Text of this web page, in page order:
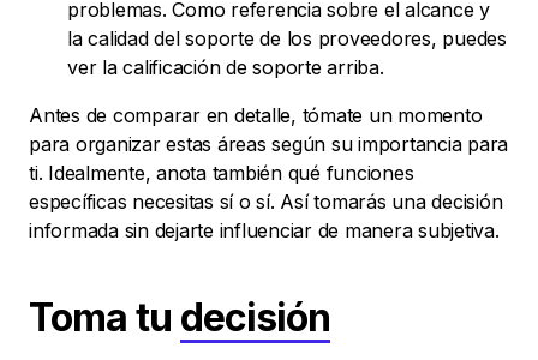
problemas. Como referencia sobre el alcance y
la calidad del soporte de los proveedores, puedes
ver la calificación de soporte arriba.
Antes de comparar en detalle, tómate un momento
para organizar estas áreas según su importancia para
ti. Idealmente, anota también qué funciones
específicas necesitas sí o sí. Así tomarás una decisión
informada sin dejarte influenciar de manera subjetiva.
Toma tu decisión